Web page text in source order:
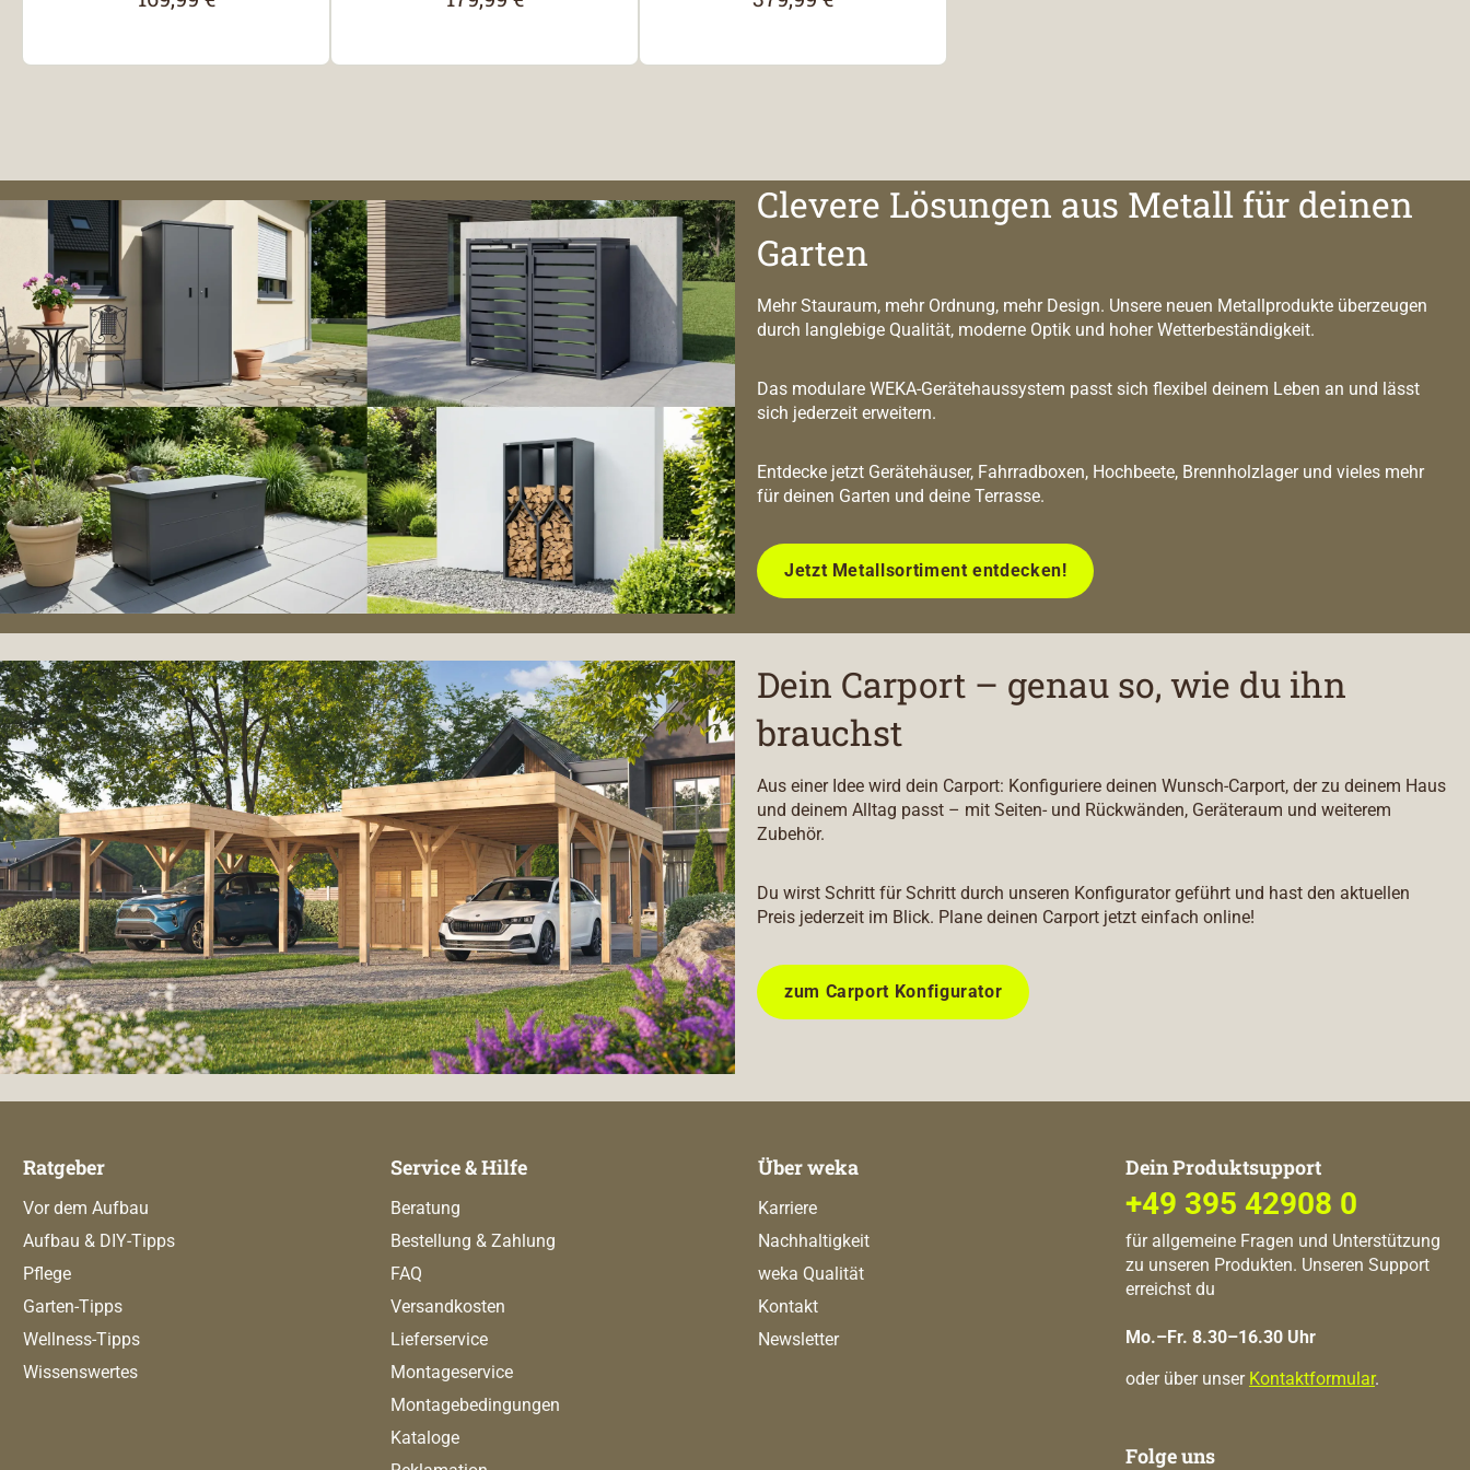
Clevere Lösungen aus Metall für deinen
Garten
Mehr Stauraum, mehr Ordnung, mehr Design. Unsere neuen Metallprodukte überzeugen
durch langlebige Qualität, moderne Optik und hoher Wetterbeständigkeit.
Das modulare WEKA-Gerätehaussystem passt sich flexibel deinem Leben an und lässt
sich jederzeit erweitern.
Entdecke jetzt Gerätehäuser, Fahrradboxen, Hochbeete, Brennholzlager und vieles mehr
für deinen Garten und deine Terrasse.
Jetzt Metallsortiment entdecken!
Dein Carport – genau so, wie du ihn
brauchst
Aus einer Idee wird dein Carport: Konfiguriere deinen Wunsch-Carport, der zu deinem Haus
und deinem Alltag passt – mit Seiten- und Rückwänden, Geräteraum und weiterem
Zubehör.
Du wirst Schritt für Schritt durch unseren Konfigurator geführt und hast den aktuellen
Preis jederzeit im Blick. Plane deinen Carport jetzt einfach online!
zum Carport Konfigurator
Ratgeber
Vor dem Aufbau
Aufbau & DIY-Tipps
Pflege
Garten-Tipps
Wellness-Tipps
Wissenswertes
Service & Hilfe
Beratung
Bestellung & Zahlung
FAQ
Versandkosten
Lieferservice
Montageservice
Montagebedingungen
Kataloge
Über weka
Karriere
Nachhaltigkeit
weka Qualität
Kontakt
Newsletter
Dein Produktsupport
+49 395 42908 0
für allgemeine Fragen und Unterstützung
zu unseren Produkten. Unseren Support
erreichst du
Mo.–Fr. 8.30–16.30 Uhr
oder über unser Kontaktformular.
Folge uns